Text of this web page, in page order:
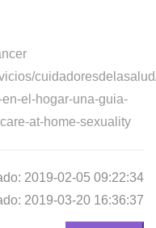
el-hogar-una-guia-
at-home-sexuality
2019-02-05 09:22:34
2019-03-20 16:36:37